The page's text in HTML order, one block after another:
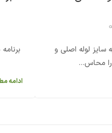
سایز لوله اصلی و
را محاس...
ادامه